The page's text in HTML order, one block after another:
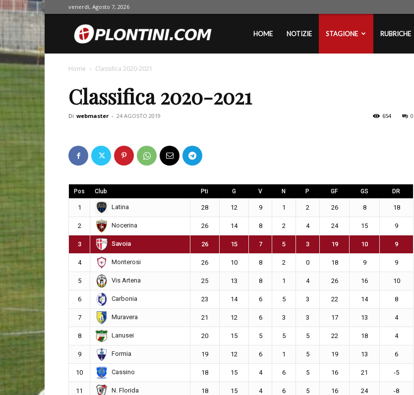
venerdì, Agosto 7, 2026
Oplontini.comHOME NOTIZIE STAGIONE RUBRICHE
Home Classifica 2020-2021
Classifica 2020-2021
Di webmaster - 24 AGOSTO 2019 0
654
Pos Club Pti G V N P GF GS DR
1 Latina 28 12 9 1 2 26 8 18
2 Nocerina 26 14 8 2 4 24 15 9
3 Savoia 26 15 7 5 3 19 10 9
4 Monterosi 26 10 8 2 0 18 9 9
5 Vis Artena 25 13 8 1 4 26 16 10
6 Carbonia 23 14 6 5 3 22 14 8
7 Muravera 21 12 6 3 3 17 13 4
8 Lanusei 20 15 5 5 5 22 18 4
9 Formia 19 12 6 1 5 19 13 6
10 Cassino 18 15 4 6 5 16 21 -5
11 N. Florida 18 15 4 6 5 16 24 -8